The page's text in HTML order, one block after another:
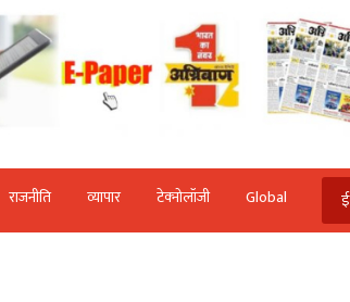
राजनीति व्‍यापार टेक्‍नोलॉजी Global